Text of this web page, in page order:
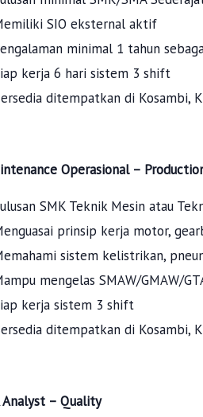
SIO eksternal aktif
minimal 1 tahun
kerja 6 hari sistem 3 shift
ditempatkan di Kosambi,
Operasional –
SMK Teknik Mesin atau
prinsip kerja motor,
sistem kelistrikan,
mengelas SMAW/GMAW/
kerja sistem 3 shift
ditempatkan di Kosambi,
Analyst – Quality